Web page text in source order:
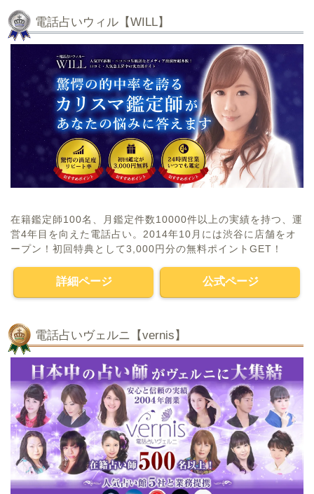
電話占いウィル【WILL】
在籍鑑定師100名、月鑑定件数10000件以上の実績を持つ、運
営4年目を向えた電話占い。2014年10月には渋谷に店舗をオ
ープン！初回特典として3,000円分の無料ポイントGET！
詳細ページ 公式ページ
電話占いヴェルニ【vernis】